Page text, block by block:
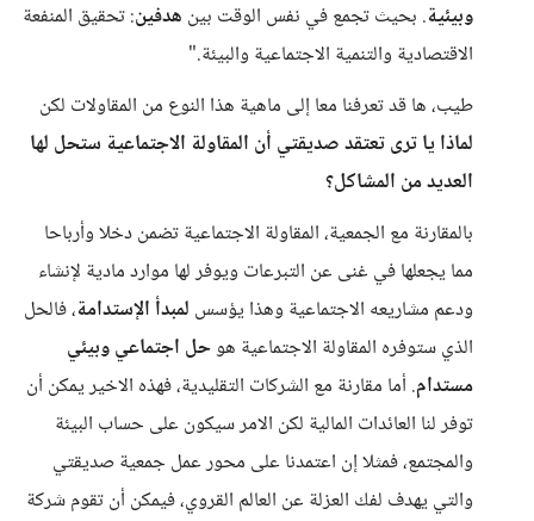
وبيئية. بحيث تجمع في نفس الوقت بين هدفين: تحقيق المنفعة
الاقتصادية والتنمية الاجتماعية والبيئة."
طيب، ها قد تعرفنا معا إلى ماهية هذا النوع من المقاولات لكن
لماذا يا ترى تعتقد صديقتي أن المقاولة الاجتماعية ستحل لها
العديد من المشاكل؟
بالمقارنة مع الجمعية، المقاولة الاجتماعية تضمن دخلا وأرباحا
مما يجعلها في غنى عن التبرعات ويوفر لها موارد مادية لإنشاء
ودعم مشاريعه الاجتماعية وهذا يؤسس لمبدأ الإستدامة، فالحل
الذي ستوفره المقاولة الاجتماعية هوحل اجتماعي وبيئي
مستدام. أما مقارنة مع الشركات التقليدية، فهذه الاخير يمكن أن
توفر لنا العائدات المالية لكن الامر سيكون على حساب البيئة
والمجتمع، فمثلا إن اعتمدنا على محور عمل جمعية صديقتي
والتي يهدف لفك العزلة عن العالم القروي، فيمكن أن تقوم شركة